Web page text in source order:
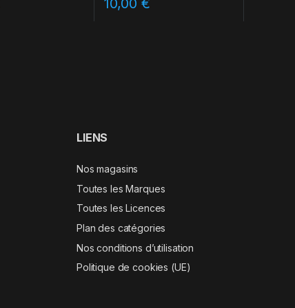
10,00 €
LIENS
Nos magasins
Toutes les Marques
Toutes les Licences
Plan des catégories
Nos conditions d’utilisation
Politique de cookies (UE)